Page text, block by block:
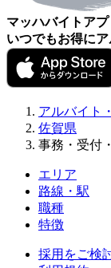
マッハバイトアプ
いつでもお得に
アルバイト
佐賀県
事務・受付
エリア
路線・駅
職種
特徴
採用をご検